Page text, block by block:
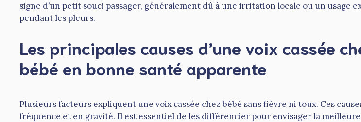
signe d’un petit souci passager, généralement dû à une irritation locale ou un usage
pendant les pleurs.
Les principales causes d’une voix cassée
bébé en bonne santé apparente
Plusieurs facteurs expliquent une voix cassée chez bébé sans fièvre ni toux. Ces
fréquence et en gravité. Il est essentiel de les différencier pour envisager la